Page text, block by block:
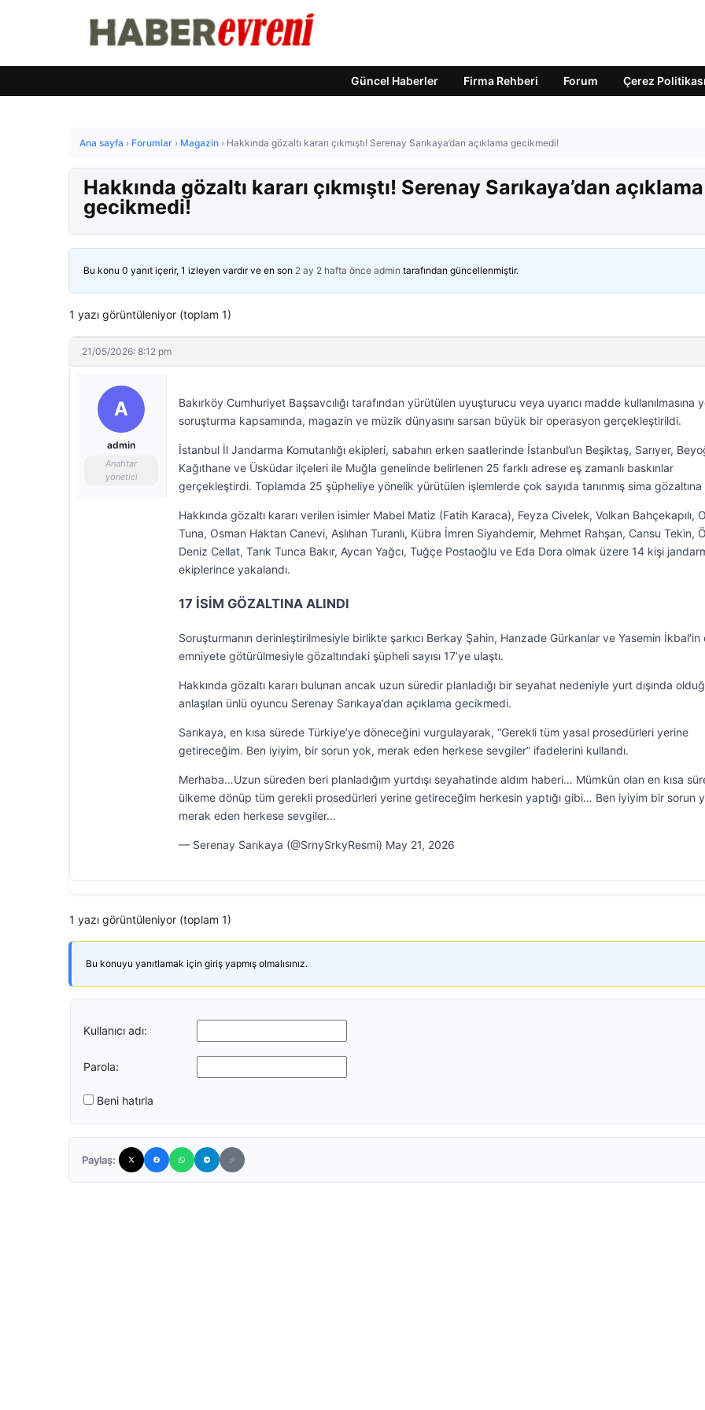
Güncel Haberler Firma Rehberi Forum Çerez Politikası
Ana sayfa › Forumlar › Magazin › Hakkında gözaltı kararı çıkmıştı! Serenay Sarıkaya’dan açıklama gecikmedi!
Hakkında gözaltı kararı çıkmıştı! Serenay Sarıkaya’dan açıklama
gecikmedi!
Bu konu 0 yanıt içerir, 1 izleyen vardır ve en son 2 ay 2 hafta önce admin tarafından güncellenmiştir.
1 yazı görüntüleniyor (toplam 1)
21/05/2026: 8:12 pm
A
admin
Anahtar
yönetici
Bakırköy Cumhuriyet Başsavcılığı tarafından yürütülen uyuşturucu veya uyarıcı madde kullanılmasına
soruşturma kapsamında, magazin ve müzik dünyasını sarsan büyük bir operasyon gerçekleştirildi.
İstanbul İl Jandarma Komutanlığı ekipleri, sabahın erken saatlerinde İstanbul’un Beşiktaş, Sarıyer,
Kağıthane ve Üsküdar ilçeleri ile Muğla genelinde belirlenen 25 farklı adrese eş zamanlı baskınlar
gerçekleştirdi. Toplamda 25 şüpheliye yönelik yürütülen işlemlerde çok sayıda tanınmış sima gözaltına
Hakkında gözaltı kararı verilen isimler Mabel Matiz (Fatih Karaca), Feyza Civelek, Volkan Bahçekapılı,
Tuna, Osman Haktan Canevi, Aslıhan Turanlı, Kübra İmren Siyahdemir, Mehmet Rahşan, Cansu Tekin,
Deniz Cellat, Tarık Tunca Bakır, Aycan Yağcı, Tuğçe Postaoğlu ve Eda Dora olmak üzere 14 kişi
ekiplerince yakalandı.
17 İSİM GÖZALTINA ALINDI
Soruşturmanın derinleştirilmesiyle birlikte şarkıcı Berkay Şahin, Hanzade Gürkanlar ve Yasemin İkbal’in
emniyete götürülmesiyle gözaltındaki şüpheli sayısı 17’ye ulaştı.
Hakkında gözaltı kararı bulunan ancak uzun süredir planladığı bir seyahat nedeniyle yurt dışında
anlaşılan ünlü oyuncu Serenay Sarıkaya’dan açıklama gecikmedi.
Sarıkaya, en kısa sürede Türkiye’ye döneceğini vurgulayarak, “Gerekli tüm yasal prosedürleri yerine
getireceğim. Ben iyiyim, bir sorun yok, merak eden herkese sevgiler” ifadelerini kullandı.
Merhaba…Uzun süreden beri planladığım yurtdışı seyahatinde aldım haberi… Mümkün olan en kısa
ülkeme dönüp tüm gerekli prosedürleri yerine getireceğim herkesin yaptığı gibi… Ben iyiyim bir sorun
merak eden herkese sevgiler…
— Serenay Sarıkaya (@SrnySrkyResmi) May 21, 2026
1 yazı görüntüleniyor (toplam 1)
Bu konuyu yanıtlamak için giriş yapmış olmalısınız.
Kullanıcı adı:
Parola:
Beni hatırla
Paylaş: